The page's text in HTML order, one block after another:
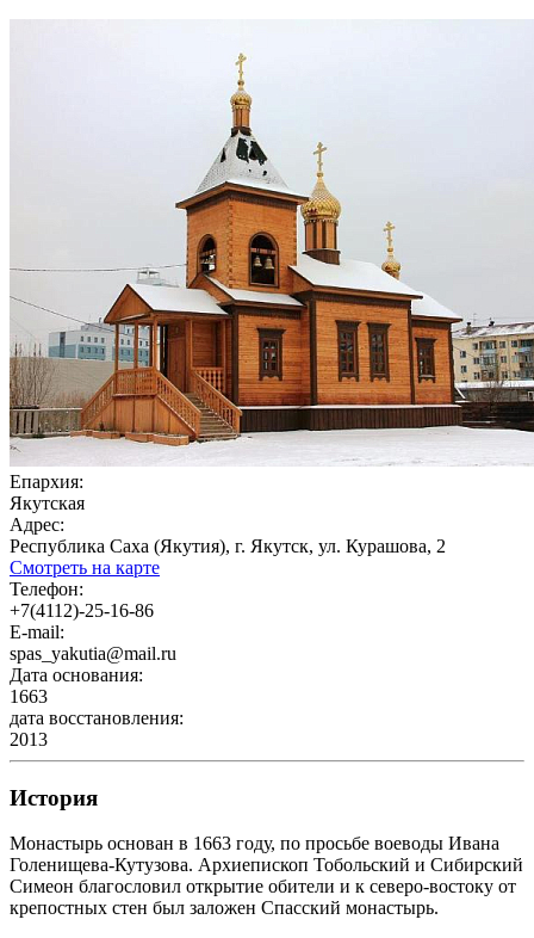
Епархия:
Якутская
Адрес:
Республика Саха (Якутия), г. Якутск, ул. Курашова, 2
Смотреть на карте
Телефон:
+7(4112)-25-16-86
E-mail:
spas_yakutia@mail.ru
Дата основания:
1663
дата восстановления:
2013
История
Монастырь основан в 1663 году, по просьбе воеводы Ивана
Голенищева-Кутузова. Архиепископ Тобольский и Сибирский
Симеон благословил открытие обители и к северо-востоку от
крепостных стен был заложен Спасский монастырь.